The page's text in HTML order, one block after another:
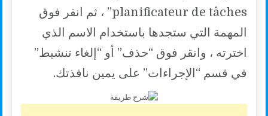
planificateur de tâches” ، ثم انقر فوق
المهمة التي ستجدها باستخدام الاسم الذي
اخترته ، وانقر فوق “حذف” أو “إلغاء تنشيط”
في قسم “الإجراءات” على يمين نافذتك.